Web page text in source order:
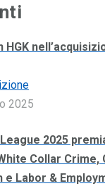
HGK
2025
2025
Collar Crime,
e Labor &